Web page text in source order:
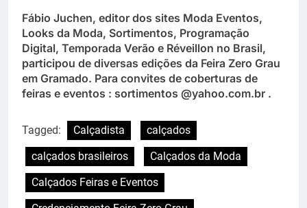
Fábio Juchen, editor dos sites Moda Eventos,
Looks da Moda, Sortimentos, Programação
Digital, Temporada Verão e Réveillon no Brasil,
participou de diversas edições da Feira Zero Grau
em Gramado. Para convites de coberturas de
feiras e eventos : sortimentos @yahoo.com.br .
Tagged: Calçadista
calçados
calçados brasileiros
Calçados da Moda
Calçados Feiras e Eventos